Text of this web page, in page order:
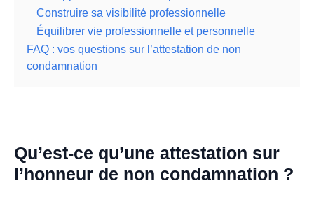
Construire sa visibilité professionnelle
Équilibrer vie professionnelle et personnelle
FAQ : vos questions sur l’attestation de non
condamnation
Qu’est-ce qu’une attestation sur
l’honneur de non condamnation ?